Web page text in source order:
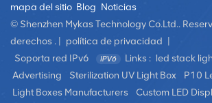
mapa del sitio Blog Noticias
© Shenzhen Mykas Technology Co.Ltd..
derechos . |
política de privacidad
Soporta red IPv6
Links : led stack
Advertising
Sterilization UV Light Box P10
Light Boxes Manufacturers
Custom LED